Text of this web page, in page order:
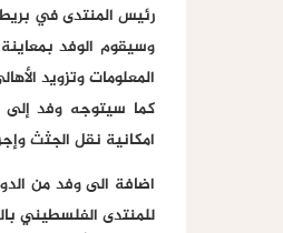
رئيس المنتدى في
وسيقوم الوفد
المعلومات وتزويد
كما سيتوجه وفد إلى
امكانية نقل الجثث
اضافة الى وفد من
للمنتدى الفلسطيني